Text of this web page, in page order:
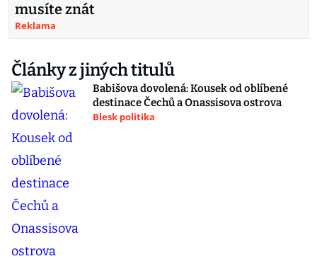
musíte znát
Reklama
Články z jiných titulů
Babišova dovolená: Kousek od oblíbené
destinace Čechů a Onassisova ostrova
Blesk politika